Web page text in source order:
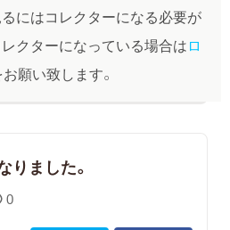
にはコレクターになる必要が
クターになっている場合はロ
お願い致します。
りました。
0